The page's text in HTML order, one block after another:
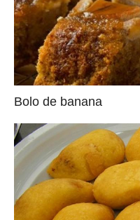
Bolo de banana